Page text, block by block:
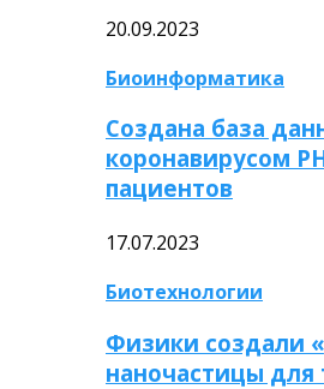
20.09.2023
Биоинформатика
Создана база
коронавирусом
пациентов
17.07.2023
Биотехнологии
Физики создали
наночастицы для